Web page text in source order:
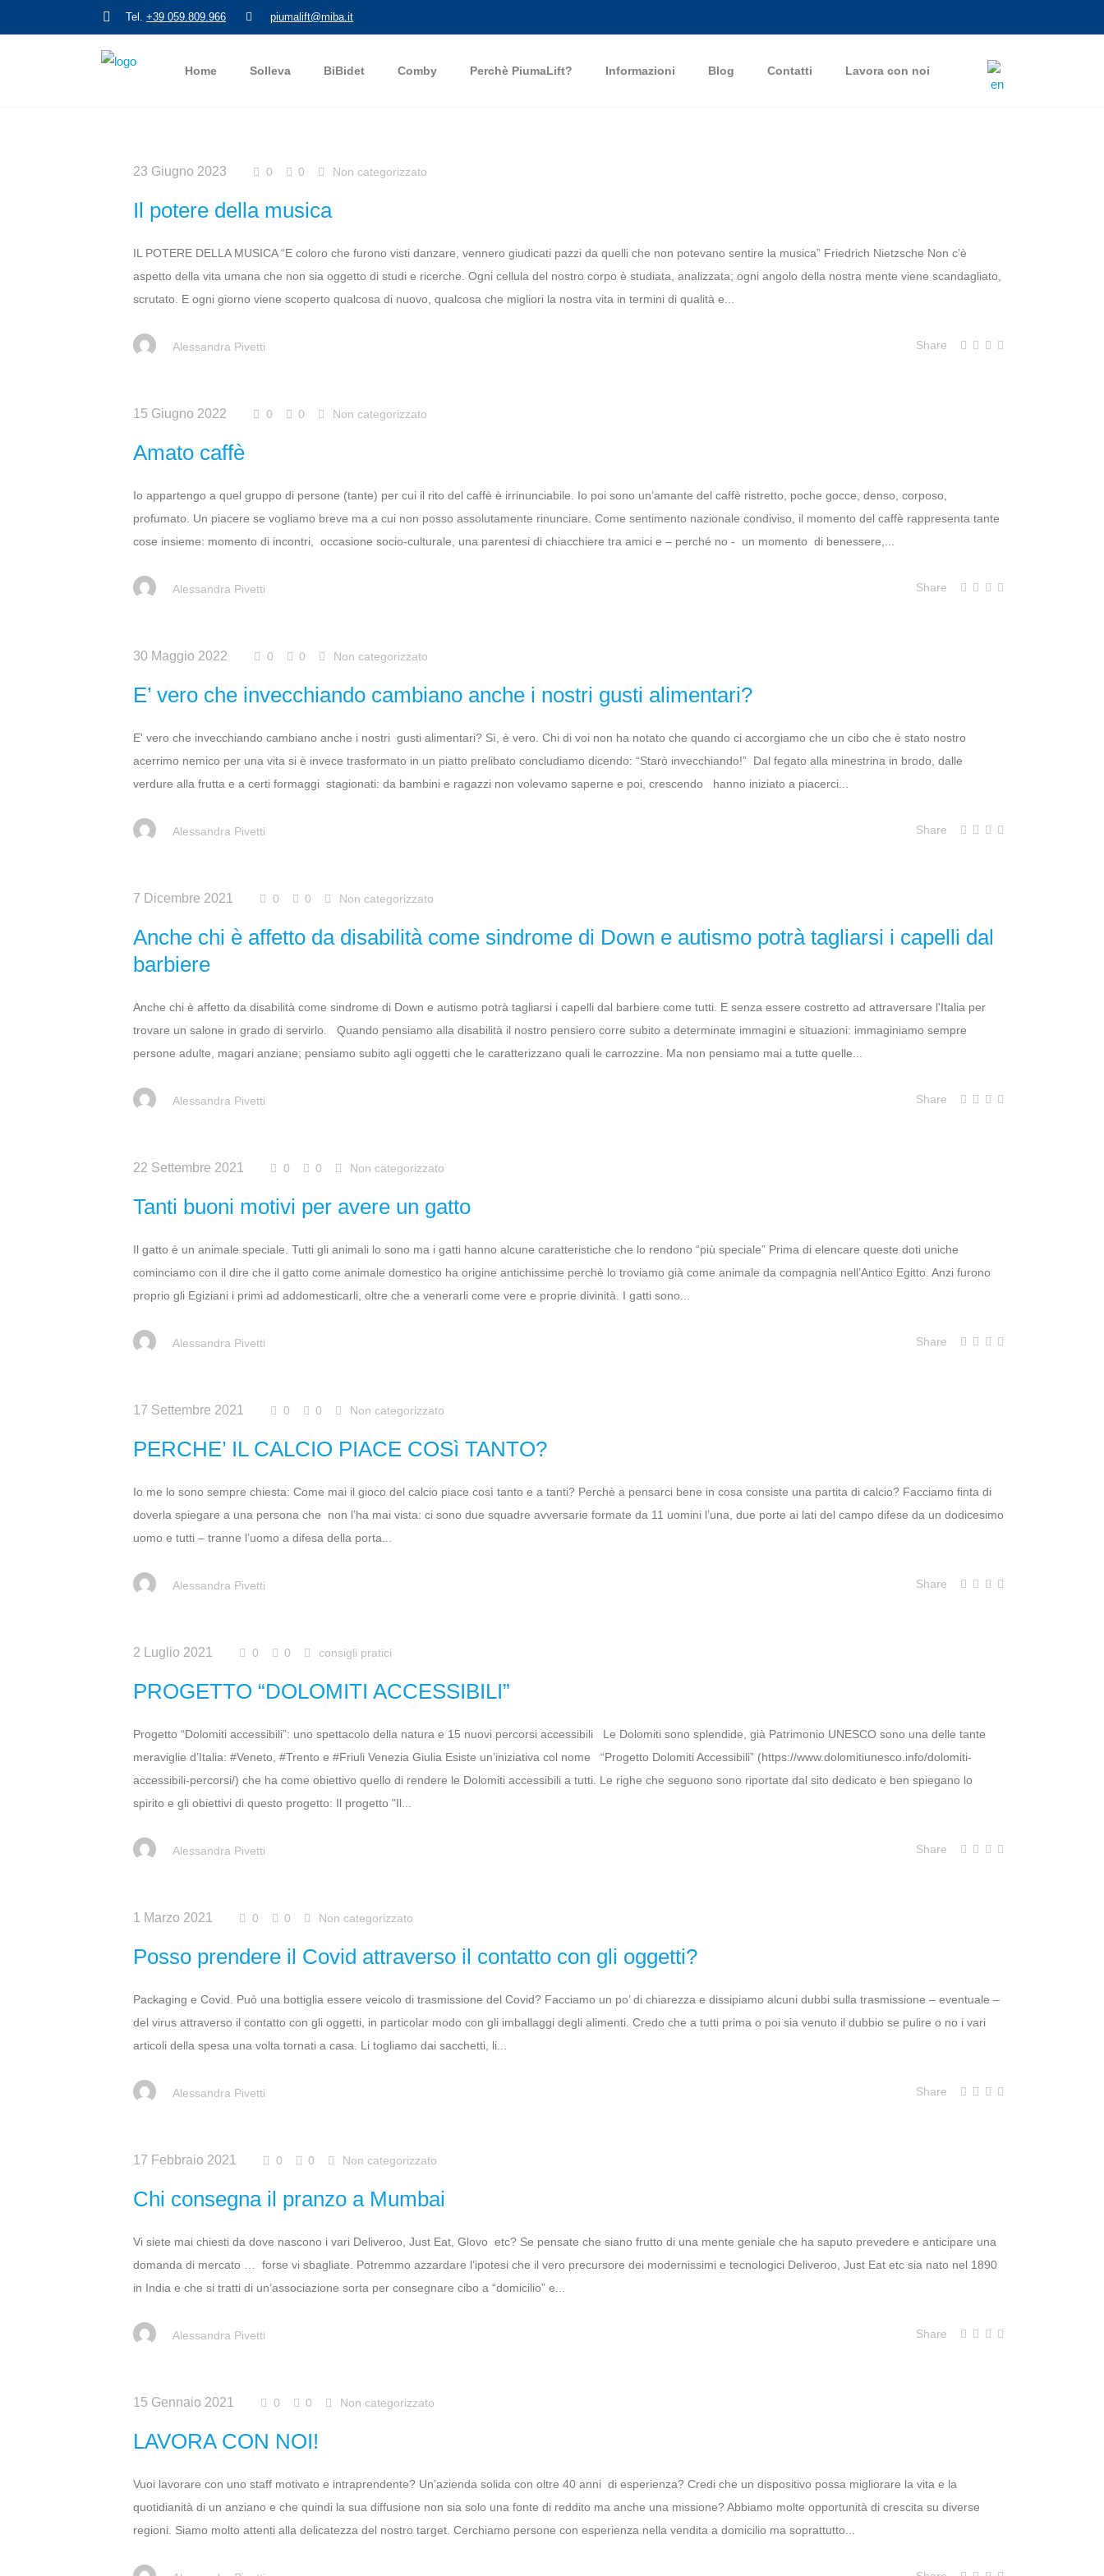
Tel. +39 059.809.966 piumalift@miba.it
Home Solleva BiBidet Comby Perchè PiumaLift? Informazioni Blog Contatti Lavora con noi
23 Giugno 2023 0 0 Non categorizzato
Il potere della musica
IL POTERE DELLA MUSICA “E coloro che furono visti danzare, vennero giudicati pazzi da quelli che non potevano sentire la musica” Friedrich Nietzsche Non c’è
aspetto della vita umana che non sia oggetto di studi e ricerche. Ogni cellula del nostro corpo è studiata, analizzata; ogni angolo della nostra mente viene scandagliato,
scrutato. E ogni giorno viene scoperto qualcosa di nuovo, qualcosa che migliori la nostra vita in termini di qualità e...
Alessandra Pivetti Share
15 Giugno 2022 0 0 Non categorizzato
Amato caffè
Io appartengo a quel gruppo di persone (tante) per cui il rito del caffè è irrinunciabile. Io poi sono un’amante del caffè ristretto, poche gocce, denso, corposo,
profumato. Un piacere se vogliamo breve ma a cui non posso assolutamente rinunciare. Come sentimento nazionale condiviso, il momento del caffè rappresenta tante
cose insieme: momento di incontri, occasione socio-culturale, una parentesi di chiacchiere tra amici e – perché no - un momento di benessere,...
Alessandra Pivetti Share
30 Maggio 2022 0 0 Non categorizzato
E’ vero che invecchiando cambiano anche i nostri gusti alimentari?
E' vero che invecchiando cambiano anche i nostri gusti alimentari? Sì, è vero. Chi di voi non ha notato che quando ci accorgiamo che un cibo che è stato nostro
acerrimo nemico per una vita si è invece trasformato in un piatto prelibato concludiamo dicendo: “Starò invecchiando!” Dal fegato alla minestrina in brodo, dalle
verdure alla frutta e a certi formaggi stagionati: da bambini e ragazzi non volevamo saperne e poi, crescendo hanno iniziato a piacerci...
Alessandra Pivetti Share
7 Dicembre 2021 0 0 Non categorizzato
Anche chi è affetto da disabilità come sindrome di Down e autismo potrà tagliarsi i capelli dal
barbiere
Anche chi è affetto da disabilità come sindrome di Down e autismo potrà tagliarsi i capelli dal barbiere come tutti. E senza essere costretto ad attraversare l'Italia per
trovare un salone in grado di servirlo. Quando pensiamo alla disabilità il nostro pensiero corre subito a determinate immagini e situazioni: immaginiamo sempre
persone adulte, magari anziane; pensiamo subito agli oggetti che le caratterizzano quali le carrozzine. Ma non pensiamo mai a tutte quelle...
Alessandra Pivetti Share
22 Settembre 2021 0 0 Non categorizzato
Tanti buoni motivi per avere un gatto
Il gatto è un animale speciale. Tutti gli animali lo sono ma i gatti hanno alcune caratteristiche che lo rendono “più speciale” Prima di elencare queste doti uniche
cominciamo con il dire che il gatto come animale domestico ha origine antichissime perchè lo troviamo già come animale da compagnia nell’Antico Egitto. Anzi furono
proprio gli Egiziani i primi ad addomesticarli, oltre che a venerarli come vere e proprie divinità. I gatti sono...
Alessandra Pivetti Share
17 Settembre 2021 0 0 Non categorizzato
PERCHE’ IL CALCIO PIACE COSì TANTO?
Io me lo sono sempre chiesta: Come mai il gioco del calcio piace così tanto e a tanti? Perchè a pensarci bene in cosa consiste una partita di calcio? Facciamo finta di
doverla spiegare a una persona che non l’ha mai vista: ci sono due squadre avversarie formate da 11 uomini l’una, due porte ai lati del campo difese da un dodicesimo
uomo e tutti – tranne l’uomo a difesa della porta...
Alessandra Pivetti Share
2 Luglio 2021 0 0 consigli pratici
PROGETTO “DOLOMITI ACCESSIBILI”
Progetto “Dolomiti accessibili”: uno spettacolo della natura e 15 nuovi percorsi accessibili Le Dolomiti sono splendide, già Patrimonio UNESCO sono una delle tante
meraviglie d’Italia: #Veneto, #Trento e #Friuli Venezia Giulia Esiste un’iniziativa col nome “Progetto Dolomiti Accessibili” (https://www.dolomitiunesco.info/dolomiti-
accessibili-percorsi/) che ha come obiettivo quello di rendere le Dolomiti accessibili a tutti. Le righe che seguono sono riportate dal sito dedicato e ben spiegano lo
spirito e gli obiettivi di questo progetto: Il progetto "Il...
Alessandra Pivetti Share
1 Marzo 2021 0 0 Non categorizzato
Posso prendere il Covid attraverso il contatto con gli oggetti?
Packaging e Covid. Può una bottiglia essere veicolo di trasmissione del Covid? Facciamo un po’ di chiarezza e dissipiamo alcuni dubbi sulla trasmissione – eventuale –
del virus attraverso il contatto con gli oggetti, in particolar modo con gli imballaggi degli alimenti. Credo che a tutti prima o poi sia venuto il dubbio se pulire o no i vari
articoli della spesa una volta tornati a casa. Li togliamo dai sacchetti, li...
Alessandra Pivetti Share
17 Febbraio 2021 0 0 Non categorizzato
Chi consegna il pranzo a Mumbai
Vi siete mai chiesti da dove nascono i vari Deliveroo, Just Eat, Glovo etc? Se pensate che siano frutto di una mente geniale che ha saputo prevedere e anticipare una
domanda di mercato … forse vi sbagliate. Potremmo azzardare l’ipotesi che il vero precursore dei modernissimi e tecnologici Deliveroo, Just Eat etc sia nato nel 1890
in India e che si tratti di un’associazione sorta per consegnare cibo a “domicilio” e...
Alessandra Pivetti Share
15 Gennaio 2021 0 0 Non categorizzato
LAVORA CON NOI!
Vuoi lavorare con uno staff motivato e intraprendente? Un’azienda solida con oltre 40 anni di esperienza? Credi che un dispositivo possa migliorare la vita e la
quotidianità di un anziano e che quindi la sua diffusione non sia solo una fonte di reddito ma anche una missione? Abbiamo molte opportunità di crescita su diverse
regioni. Siamo molto attenti alla delicatezza del nostro target. Cerchiamo persone con esperienza nella vendita a domicilio ma soprattutto...